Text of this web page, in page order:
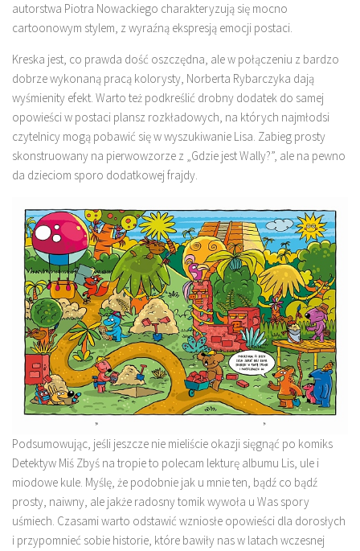
autorstwa Piotra Nowackiego charakteryzują się mocno
cartoonowym stylem, z wyraźną ekspresją emocji postaci.
Kreska jest, co prawda dość oszczędna, ale w połączeniu z bardzo
dobrze wykonaną pracą kolorysty, Norberta Rybarczyka dają
wyśmienity efekt. Warto też podkreślić drobny dodatek do samej
opowieści w postaci plansz rozkładowych, na których najmłodsi
czytelnicy mogą pobawić się w wyszukiwanie Lisa. Zabieg prosty
skonstruowany na pierwowzorze z „Gdzie jest Wally?”, ale na pewno
da dzieciom sporo dodatkowej frajdy.
Podsumowując, jeśli jeszcze nie mieliście okazji sięgnąć po komiks
Detektyw Miś Zbyś na tropie to polecam lekturę albumu Lis, ule i
miodowe kule. Myślę, że podobnie jak u mnie ten, bądź co bądź
prosty, naiwny, ale jakże radosny tomik wywoła u Was spory
uśmiech. Czasami warto odstawić wzniosłe opowieści dla dorosłych
i przypomnieć sobie historie, które bawiły nas w latach wczesnej